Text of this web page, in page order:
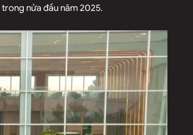
nửa đầu năm 2025.